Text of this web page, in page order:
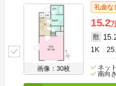
画像：30枚
礼金な
15.2
敷
1K
ネッ
南向き